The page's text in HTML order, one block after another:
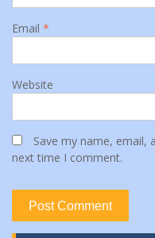
Email *
Website
Save my name, email,
next time I comment.